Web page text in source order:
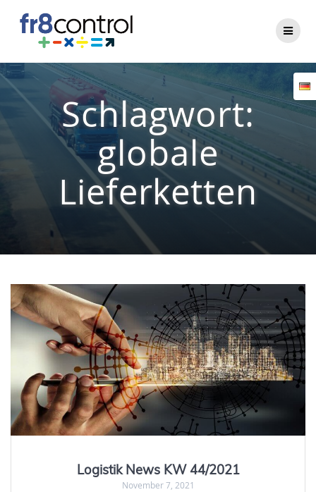
Schlagwort:
globale
Lieferketten
Logistik News KW 44/2021
November 7, 2021